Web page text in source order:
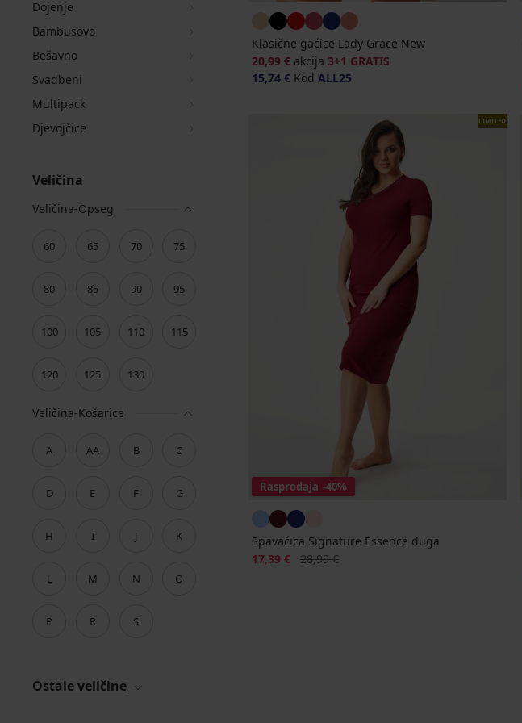
Dojenje
Bambusovo
Bešavno
Svadbeni
Multipack
Djevojčice
Veličina
Veličina-Opseg
60 65 70 75
80 85 90 95
100 105 110 115
120 125 130
Veličina-Košarice
A AA B C
D E F G
H I J K
L M N O
P R S
Ostale veličine
Klasične gaćice Lady Grace New
20,99 € akcija 3+1 GRATIS
15,74 € Kod ALL25
LIMITED
Rasprodaja -40%
Spavaćica Signature Essence duga
Popust
17,39 € Prvobitna cijena
28,99 €